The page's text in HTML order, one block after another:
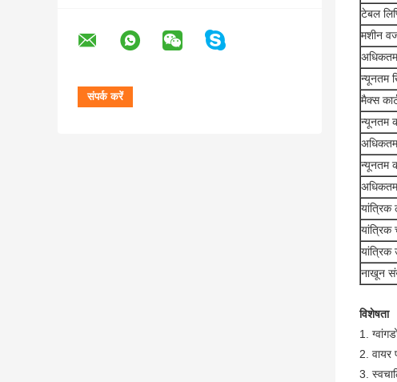
टेबल
मशीन
न्यूनतम
मैक्स
न्यूनतम
न्यूनतम
यांत्रिक
यांत्रिक
यांत्रिक
नाखून
विशेषता
1.
2. वायर
3.